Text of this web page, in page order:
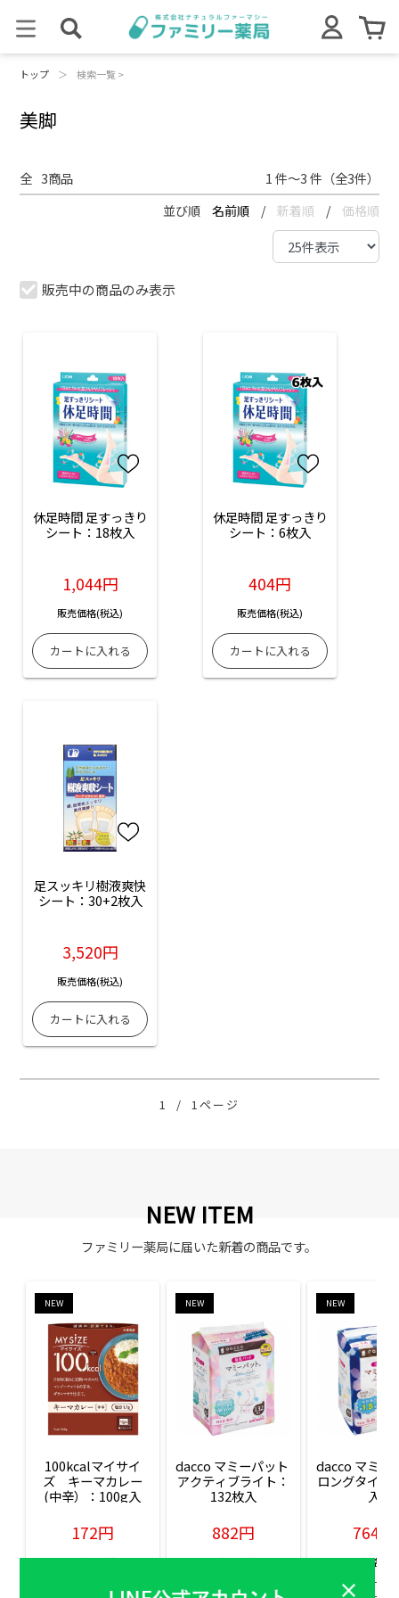
トップ ＞ 検索一覧 >
美脚
全 3商品 1 件～3 件（全3件）
並び順 名前順 / 新着順 / 価格順
販売中の商品のみ表示
休足時間 足すっきり
シート：18枚入
1,044円
販売価格(税込)
休足時間 足すっきり
シート：6枚入
404円
販売価格(税込)
足スッキリ樹液爽快
シート：30+2枚入
3,520円
販売価格(税込)
1 / 1ページ
NEW ITEM
ファミリー薬局に届いた新着の商品です。
NEW
100kcalマイサイ
ズ　キーマカレー
(中辛）：100g入
172円
販売価格(税込)
NEW
dacco マミーパット
アクティブライト：
132枚入
882円
販売価格(税込)
NEW
dacco マミー
ロングタイム
入
764円
販売価格(税